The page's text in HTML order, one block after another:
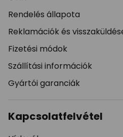
Rendelés állapota
Reklamációk és
Fizetési módok
Szállítási információk
Gyártói garanciák
Kapcsolatfelvétel